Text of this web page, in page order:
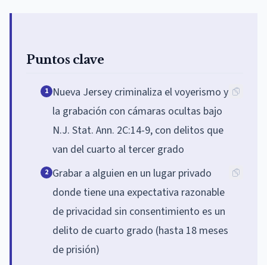
Puntos clave
1 Nueva Jersey criminaliza el voyerismo y
la grabación con cámaras ocultas bajo
N.J. Stat. Ann. 2C:14-9, con delitos que
van del cuarto al tercer grado
2 Grabar a alguien en un lugar privado
donde tiene una expectativa razonable
de privacidad sin consentimiento es un
delito de cuarto grado (hasta 18 meses
de prisión)